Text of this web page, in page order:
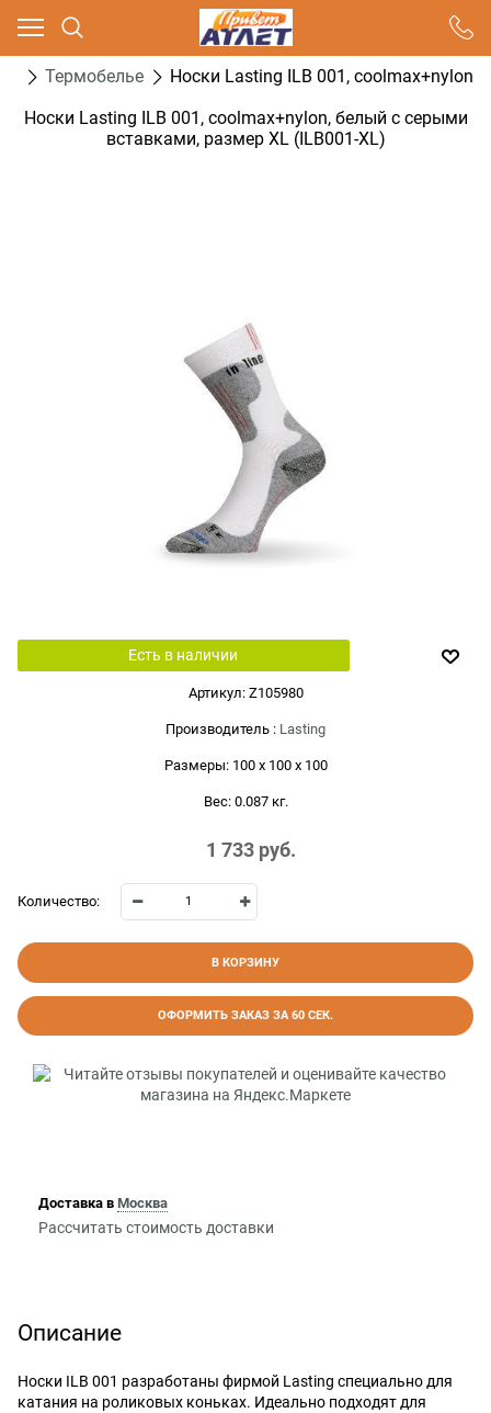
Термобелье
Носки Lasting ILB 001, coolmax+nylon,
Носки Lasting ILB 001, coolmax+nylon, белый с серыми
вставками, размер XL (ILB001-XL)
Есть в наличии
Артикул: Z105980
Производитель : Lasting
Размеры: 100 x 100 x 100
Вес: 0.087кг.
1 733 руб.
Количество:
В КОРЗИНУ
ОФОРМИТЬ ЗАКАЗ ЗА 60 СЕК.
Доставка в Москва
Рассчитать стоимость доставки
Описание
Носки ILB 001 разработаны фирмой Lasting специально для
катания на роликовых коньках. Идеально подходят для
Ваш город - Москва,
угадали?
ДА НЕТ